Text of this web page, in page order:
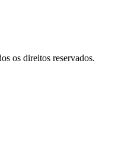
os direitos reservados.